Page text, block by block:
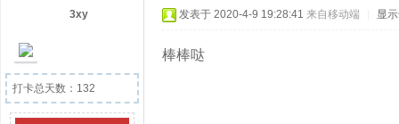
3xy
打卡总天数：132
发表于 2020-4-9 19:28:41 来自移动端 显
棒棒哒